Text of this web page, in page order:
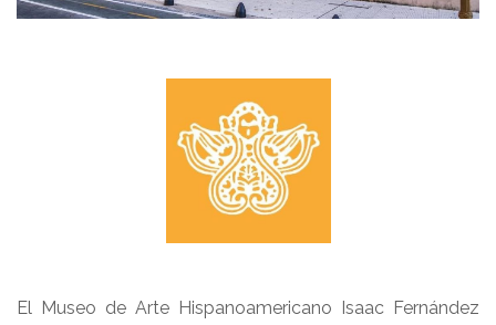
El Museo de Arte Hispanoamericano Isaac Fernández